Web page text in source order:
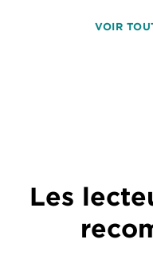
VOIR
Les